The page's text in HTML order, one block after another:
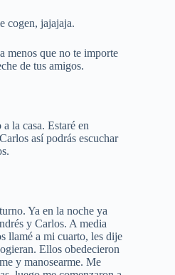
cogen, jajajaja.
menos que no te importe
de tus amigos.
la casa. Estaré en
así podrás escuchar
Ya en la noche ya
y Carlos. A media
llamé a mi cuarto, les dije
Ellos obedecieron
y manosearme. Me